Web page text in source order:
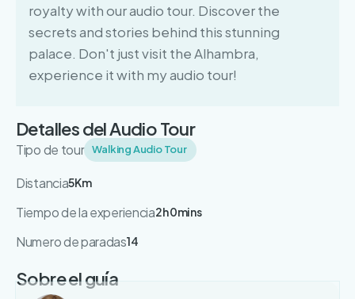
royalty with our audio tour. Discover the
secrets and stories behind this stunning
palace. Don't just visit the Alhambra,
experience it with my audio tour!
Detalles del Audio Tour
Tipo de tour Walking Audio Tour
Distancia5Km
Tiempo de la experiencia2h 0mins
Numero de paradas14
Sobre el guía